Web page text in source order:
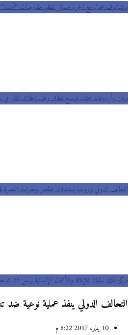
بوغدانوف يبحث مع الجربا مسائل تنظيم مفاوضات “أستانا”
بوتين وأردوغان يبحثان توسيع نطاق وقف إطلاق النار في
التحالف الدولي وروسيا يستهدفان عناصر ومقرات النصرة
مركز الملك سلمان للإغاثة والأعمال الإنسانية يرسل 25 شاحنة مساعدات عبر باب الهوى
التحالف الدولي ينفذ عملية نوعية
10 يناير، 2017 6:22 م